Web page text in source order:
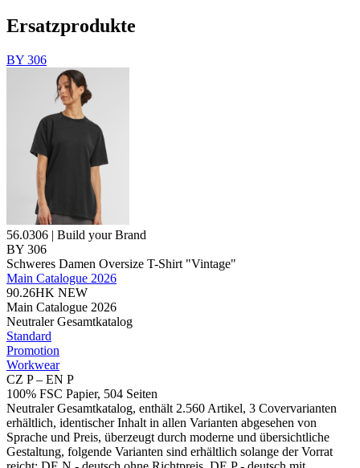
Ersatzprodukte
BY 306
56.0306 | Build your Brand
BY 306
Schweres Damen Oversize T-Shirt "Vintage"
Main Catalogue 2026
90.26HK NEW
Main Catalogue 2026
Neutraler Gesamtkatalog
Standard
Promotion
Workwear
CZ P – EN P
100% FSC Papier, 504 Seiten
Neutraler Gesamtkatalog, enthält 2.560 Artikel, 3 Covervarianten
erhältlich, identischer Inhalt in allen Varianten abgesehen von
Sprache und Preis, überzeugt durch moderne und übersichtliche
Gestaltung, folgende Varianten sind erhältlich solange der Vorrat